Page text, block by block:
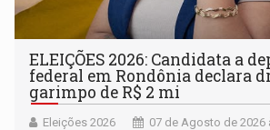
ELEIÇÕES 2026: Candidata a
federal em Rondônia declara
garimpo de R$ 2 mi
Eleições 2026 07 de Agosto de 2026